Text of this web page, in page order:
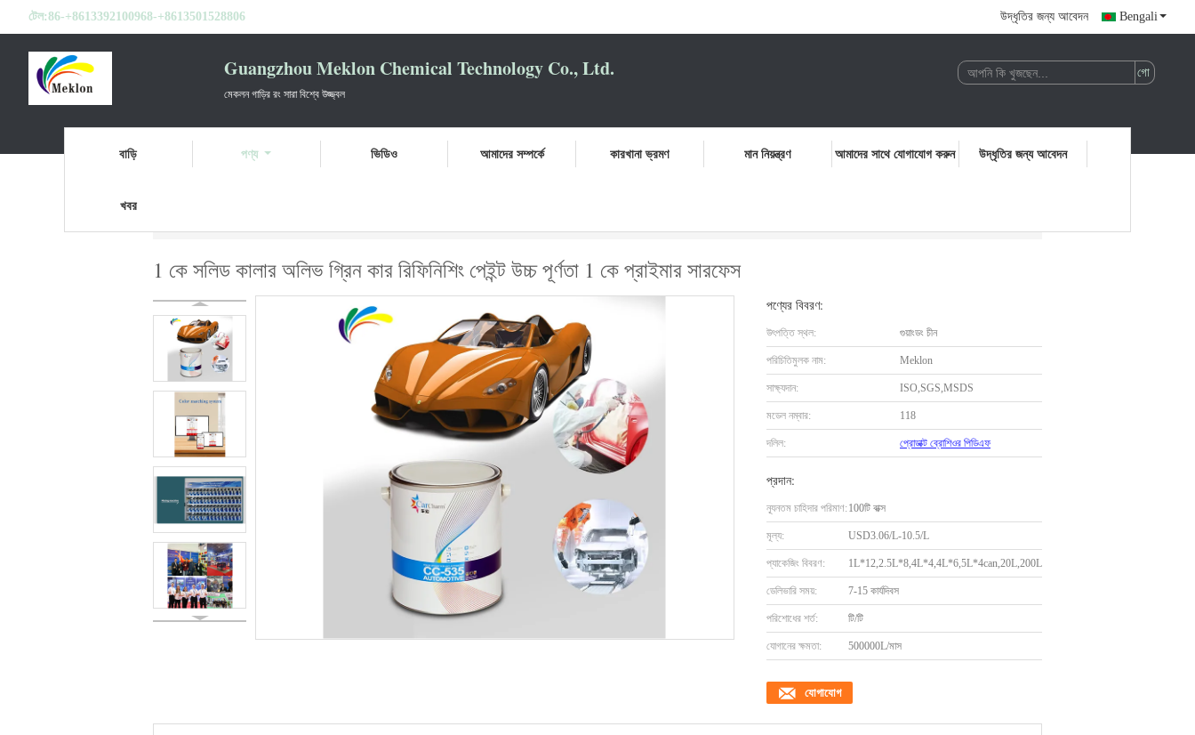
টেল:86-+8613392100968-+8613501528806 উদ্ধৃতির জন্য আবেদন Bengali
Guangzhou Meklon Chemical Technology Co., Ltd.
মেকলন গাড়ির রং সারা বিশ্বে উজ্জ্বল
বাড়ি পণ্য ভিডিও আমাদের সম্পর্কে কারখানা ভ্রমণ মান নিয়ন্ত্রণ আমাদের সাথে যোগাযোগ করুন উদ্ধৃতির জন্য আবেদন
খবর
1 কে সলিড কালার অলিভ গ্রিন কার রিফিনিশিং পেইন্ট উচ্চ পূর্ণতা 1 কে প্রাইমার সারফেস
পণ্যের বিবরণ:
উৎপত্তি স্থল: গুয়াংডং চীন
পরিচিতিমুলক নাম: Meklon
সাক্ষ্যদান: ISO,SGS,MSDS
মডেল নম্বার: 118
দলিল: প্রোডাক্ট ব্রোশিওর পিডিএফ
প্রদান:
ন্যূনতম চাহিদার পরিমাণ: 100টি বাক্স
মূল্য: USD3.06/L-10.5/L
প্যাকেজিং বিবরণ: 1L*12,2.5L*8,4L*4,4L*6,5L*4can,20L,200L
ডেলিভারি সময়: 7-15 কার্যদিবস
পরিশোধের শর্ত: টি/টি
যোগানের ক্ষমতা: 500000L/মাস
যোগাযোগ